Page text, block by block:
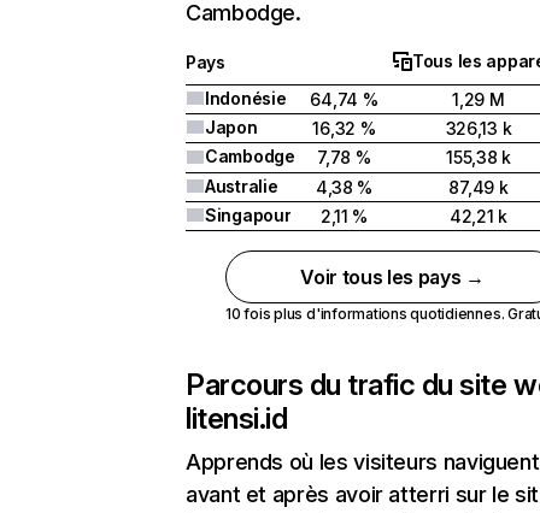
Cambodge.
Pays
Tous les
Indonésie
64,74 %
1,29 M
Japon
16,32 %
326,13 k
Cambodge
7,78 %
155,38 k
Australie
4,38 %
87,49 k
Singapour
2,11 % 42,21 k
Voir tous les pays →
10 fois plus d'informations quotidiennes.
Parcours du trafic du site
litensi.id
Apprends où les visiteurs naviguent
avant et après avoir atterri sur le